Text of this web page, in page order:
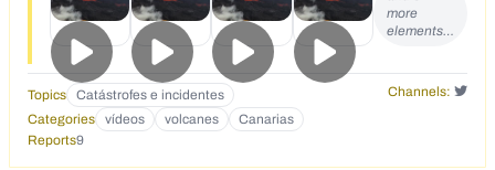
more
elements…
Topics Catástrofes e incidentes
Channels:
Categories
vídeos volcanes
Canarias
Reports9